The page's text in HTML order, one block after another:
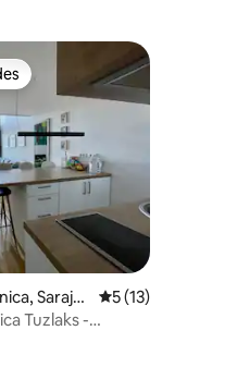
avaliações
Saraje
5 de uma
5 (13)
Tuzlaks -